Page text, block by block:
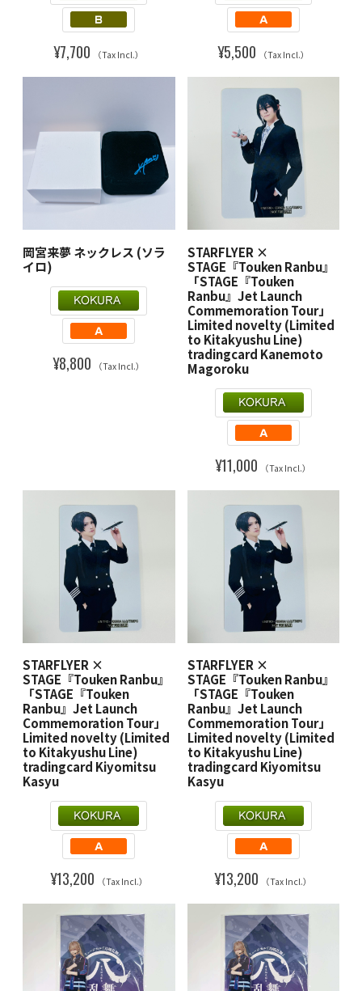
¥7,700 （Tax Incl.） ¥5,500 （Tax Incl.）
岡宮来夢 ネックレス (ソラ
イロ)
¥8,800 （Tax Incl.）
STARFLYER ×
STAGE『Touken Ranbu』
「STAGE『Touken
Ranbu』Jet Launch
Commemoration Tour」
Limited novelty (Limited
to Kitakyushu Line)
tradingcard Kanemoto
Magoroku
¥11,000 （Tax Incl.）
STARFLYER ×
STAGE『Touken Ranbu』
「STAGE『Touken
Ranbu』Jet Launch
Commemoration Tour」
Limited novelty (Limited
to Kitakyushu Line)
tradingcard Kiyomitsu
Kasyu
¥13,200 （Tax Incl.）
STARFLYER ×
STAGE『Touken Ranbu』
「STAGE『Touken
Ranbu』Jet Launch
Commemoration Tour」
Limited novelty (Limited
to Kitakyushu Line)
tradingcard Kiyomitsu
Kasyu
¥13,200 （Tax Incl.）